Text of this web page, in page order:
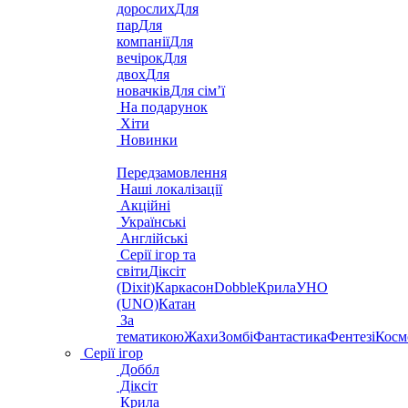
дорослихДля
парДля
компаніїДля
вечірокДля
двохДля
новачківДля сім’ї
На подарунок
Хіти
Новинки
Передзамовлення
Наші локалізації
Акційні
Українські
Англійські
Серії ігор та
світиДіксіт
(Dixit)КаркасонDobbleКрилаУНО
(UNO)Катан
За
тематикоюЖахиЗомбіФантастикаФентезі
Серії ігор
Доббл
Діксіт
Крила